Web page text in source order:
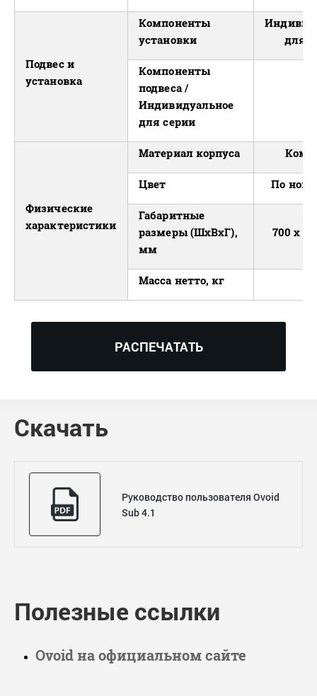
Подвес и
установка
Компоненты
установки
для
Компоненты
подвеса /
Индивидуальное
для серии
Физические
характеристики
Материал корпуса
Цвет По
Габаритные
размеры (ШхВхГ),
мм
700 x
Масса нетто, кг
РАСПЕЧАТАТЬ
Скачать
Руководство пользователя Ovoid
Sub 4.1
Полезные ссылки
Ovoid на официальном сайте